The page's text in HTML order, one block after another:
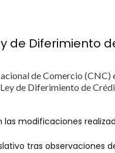
de Diferimiento
de Comercio
de Diferimiento de
las modificaciones
tras observaciones